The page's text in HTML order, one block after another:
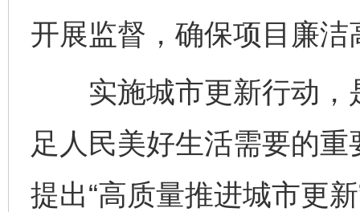
开展监督，确保项目廉
实施城市更新行动，
足人民美好生活需要的重
提出“高质量推进城市更